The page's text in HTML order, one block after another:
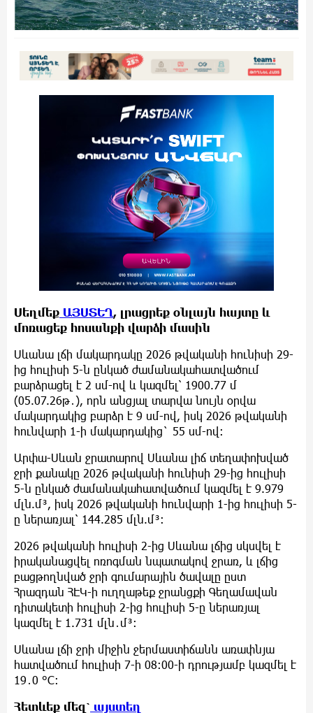
Սեղմեք ԱՅՍՏԵՂ, լրացրեք օնլայն հայտը և
մոռացեք հոսանքի վարձի մասին
Սևանա լճի մակարդակը 2026 թվականի հունիսի 29-
ից հուլիսի 5-ն ընկած ժամանակահատվածում
բարձրացել է 2 սմ-ով և կազմել՝ 1900.77 մ
(05.07.26թ․), որն անցյալ տարվա նույն օրվա
մակարդակից բարձր է 9 սմ-ով, իսկ 2026 թվականի
հունվարի 1-ի մակարդակից` 55 սմ-ով։
Արփա-Սևան ջրատարով Սևանա լիճ տեղափոխված
ջրի քանակը 2026 թվականի հունիսի 29-ից հուլիսի
5-ն ընկած ժամանակահատվածում կազմել է 9.979
մլն.մ³, իսկ 2026 թվականի հունվարի 1-ից հուլիսի 5-
ը ներառյալ՝ 144.285 մլն.մ³:
2026 թվականի հուլիսի 2-ից Սևանա լճից սկսվել է
իրականացվել ոռոգման նպատակով ջրառ, և լճից
բացթողնված ջրի գումարային ծավալը ըստ
Հրազդան ՀԷԿ-ի ուղղաթեք ջրանցքի Գեղամավան
դիտակետի հուլիսի 2-ից հուլիսի 5-ը ներառյալ
կազմել է 1.731 մլն․մ³:
Սևանա լճի ջրի միջին ջերմաստիճանն առափնյա
հատվածում հուլիսի 7-ի 08։00-ի դրությամբ կազմել է
19․0 °C։
Հետևեք մեզ՝ այստեղ